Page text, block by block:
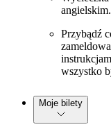
angielskim.
Przybądź
wszystko
Moje bilety